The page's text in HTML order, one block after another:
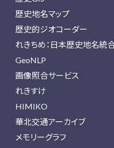
歴史地名マップ
歴史的ジオコーダー
れきちめ：日本歴史地名統
GeoNLP
画像照合サービス
れきすけ
HIMIKO
華北交通アーカイブ
メモリーグラフ